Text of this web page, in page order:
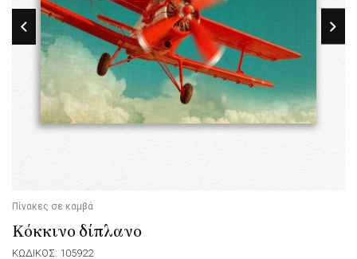
Πίνακες σε καμβά
Κόκκινο δίπλανο
ΚΩΔΙΚΟΣ: 105922